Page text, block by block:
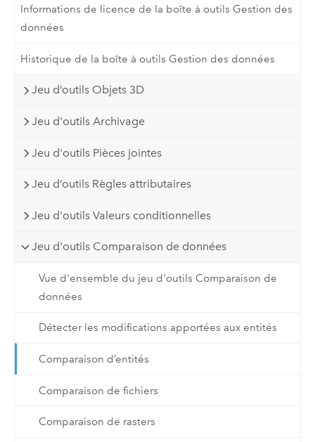
Informations de licence de la boîte à outils Gestion des
données
Historique de la boîte à outils Gestion des données
Jeu d’outils Objets 3D
Jeu d'outils Archivage
Jeu d'outils Pièces jointes
Jeu d’outils Règles attributaires
Jeu d'outils Valeurs conditionnelles
Jeu d'outils Comparaison de données
Vue d'ensemble du jeu d'outils Comparaison de
données
Détecter les modifications apportées aux entités
Comparaison d’entités
Comparaison de fichiers
Comparaison de rasters